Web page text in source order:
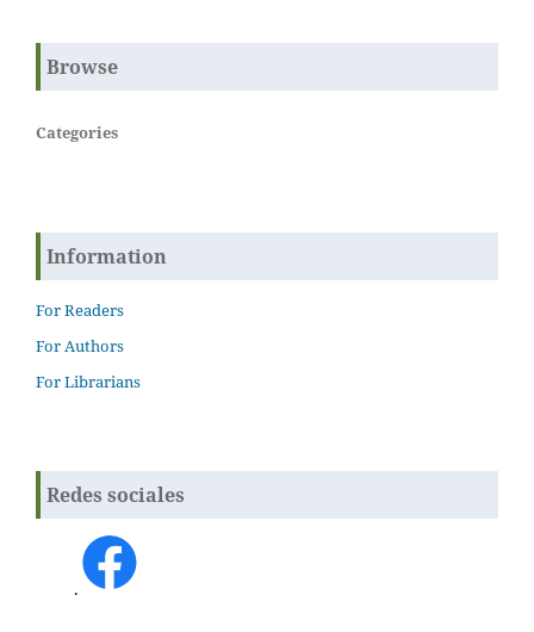
Browse
Categories
Information
For Readers
For Authors
For Librarians
Redes sociales
.